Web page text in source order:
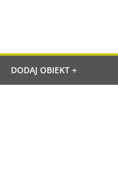
DODAJ OBIEKT +